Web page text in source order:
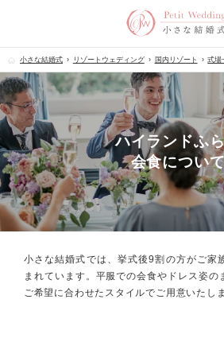
小さな結婚式 リゾートウェディング 国内リゾート 式場
ハイランドふ
会食につい
小さな結婚式では、挙式後9割の方がご家
まれています。 平服での会食やドレス姿の
ご希望に合わせたスタイルでご用意いたしま